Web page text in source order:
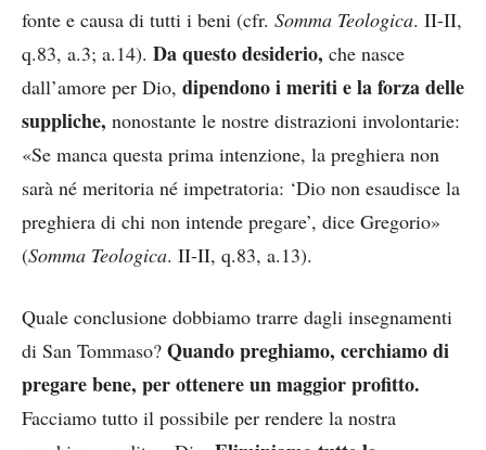
fonte e causa di tutti i beni (cfr. Somma Teologica. II-II,
q.83, a.3; a.14). Da questo desiderio, che nasce
dall’amore per Dio, dipendono i meriti e la forza delle
suppliche, nonostante le nostre distrazioni involontarie:
«Se manca questa prima intenzione, la preghiera non
sarà né meritoria né impetratoria: ‘Dio non esaudisce la
preghiera di chi non intende pregare’, dice Gregorio»
(Somma Teologica. II-II, q.83, a.13).
Quale conclusione dobbiamo trarre dagli insegnamenti
di San Tommaso? Quando preghiamo, cerchiamo di
pregare bene, per ottenere un maggior profitto.
Facciamo tutto il possibile per rendere la nostra